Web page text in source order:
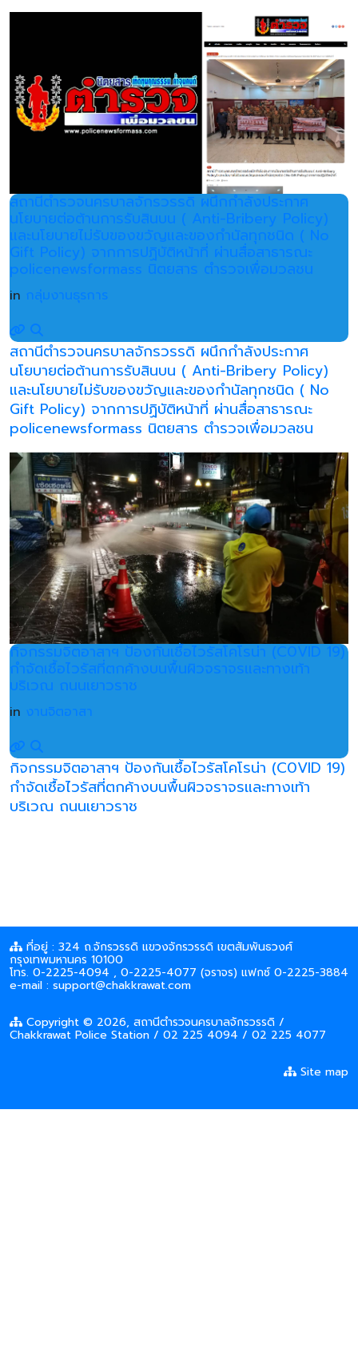
สถานีตำรวจนครบาลจักรวรรดิ ผนึกกำลังประกาศ
นโยบายต่อต้านการรับสินบน ( Anti-Bribery Policy)
และนโยบายไม่รับของขวัญและของกำนัลทุกชนิด ( No
Gift Policy) จากการปฏิบัติหน้าที่ ผ่านสื่อสาธารณะ
policenewsformass นิตยสาร ตำรวจเพื่อมวลชน
in กลุ่มงานธุรการ
สถานีตำรวจนครบาลจักรวรรดิ ผนึกกำลังประกาศ
นโยบายต่อต้านการรับสินบน ( Anti-Bribery Policy)
และนโยบายไม่รับของขวัญและของกำนัลทุกชนิด ( No
Gift Policy) จากการปฏิบัติหน้าที่ ผ่านสื่อสาธารณะ
policenewsformass นิตยสาร ตำรวจเพื่อมวลชน
กิจกรรมจิตอาสาฯ ป้องกันเชื้อไวรัสโคโรน่า (C0VID 19)
กำจัดเชื้อไวรัสที่ตกค้างบนพื้นผิวจราจรและทางเท้า
บริเวณ ถนนเยาวราช
in งานจิตอาสา
กิจกรรมจิตอาสาฯ ป้องกันเชื้อไวรัสโคโรน่า (C0VID 19)
กำจัดเชื้อไวรัสที่ตกค้างบนพื้นผิวจราจรและทางเท้า
บริเวณ ถนนเยาวราช
ที่อยู่ : 324 ถ.จักรวรรดิ แขวงจักรวรรดิ เขตสัมพันธวงศ์
กรุงเทพมหานคร 10100
โทร. 0-2225-4094 , 0-2225-4077 (จราจร) แฟกซ์ 0-2225-3884
e-mail : support@chakkrawat.com
Copyright © 2026, สถานีตำรวจนครบาลจักรวรรดิ /
Chakkrawat Police Station / 02 225 4094 / 02 225 4077
Site map